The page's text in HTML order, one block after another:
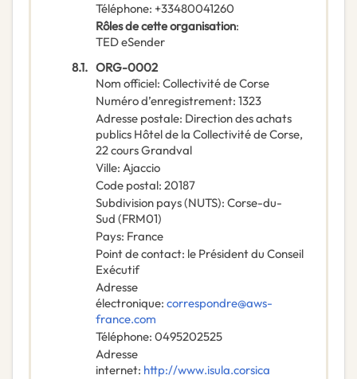
Téléphone: +33480041260
Rôles de cette organisation:
TED eSender
8.1. ORG-0002
Nom officiel: Collectivité de Corse
Numéro d’enregistrement: 1323
Adresse postale: Direction des achats
publics Hôtel de la Collectivité de Corse,
22 cours Grandval
Ville: Ajaccio
Code postal: 20187
Subdivision pays (NUTS): Corse-du-
Sud (FRM01)
Pays: France
Point de contact: le Président du Conseil
Exécutif
Adresse
électronique: correspondre@aws-
france.com
Téléphone: 0495202525
Adresse
internet: http://www.isula.corsica